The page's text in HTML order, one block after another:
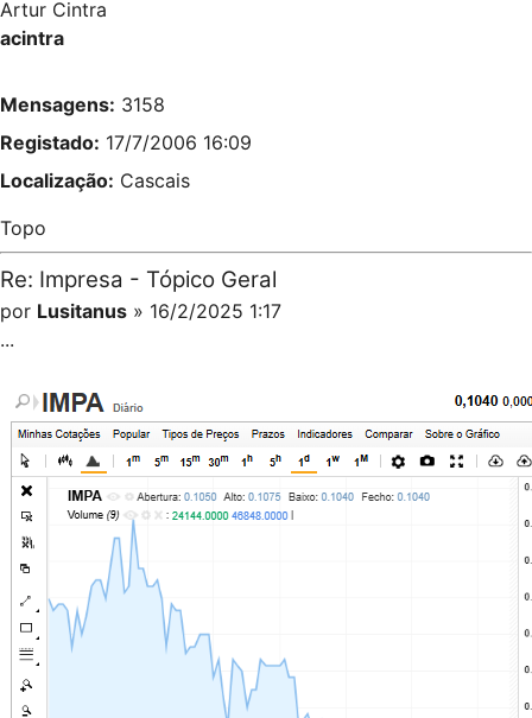
Artur Cintra
acintra
Mensagens: 3158
Registado: 17/7/2006 16:09
Localização: Cascais
Topo
Re: Impresa - Tópico Geral
por Lusitanus » 16/2/2025 1:17
...